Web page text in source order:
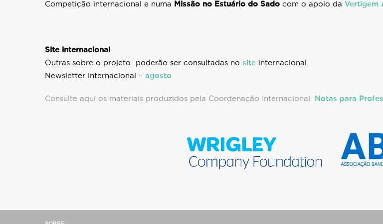
Competição internacional e numa Missão no Estuário do Sado com o apoio da Vertigem
Site internacional
Outras sobre o projeto poderão ser consultadas no site internacional.
Newsletter internacional – agosto
Consulte aqui os materiais produzidos pela Coordenação Internacional: Notas para